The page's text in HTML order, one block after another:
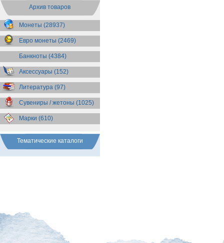
Босния и Герцеговина
Ботсвана
Бразилия(55)
Брит. Антарктические
территории(36)
Брит. Виргинские острова(47)
Брит. Восточная Африка
Брит. Западная Африка(25)
Брит. Ост-Индийская компания
(11)
Брит. территория в Индийском
океане(24)
Бруней(4)
Бурунди(2)
Бутан(10)
Ватикан(85)
Великобритания(308)
Венгрия(179)
Гайана(8)
Гамбия (11)
Архив товаров
Монеты (28937)
Евро монеты (2469)
Банкноты (4384)
Аксессуары (152)
Литература (97)
Сувениры / жетоны (1025)
Марки (610)
Тематические каталоги